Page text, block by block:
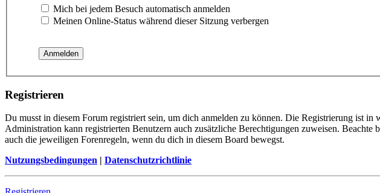
Mich bei jedem Besuch automatisch anmelden
Meinen Online-Status während dieser Sitzung verbergen
Registrieren
Du musst in diesem Forum registriert sein, um dich anmelden zu können. Die Registrierung ist
Administration kann registrierten Benutzern auch zusätzliche Berechtigungen zuweisen.
auch die jeweiligen Forenregeln, wenn du dich in diesem Board bewegst.
Nutzungsbedingungen | Datenschutzrichtlinie